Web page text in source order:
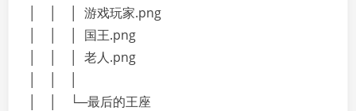
│ │ │ 游戏玩家.png
│ │ │ 国王.png
│ │ │ 老人.png
│ │ └─最后的王座